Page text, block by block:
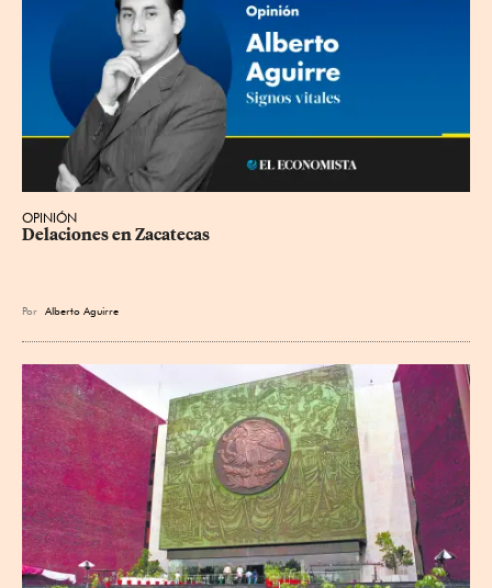
OPINIÓN
Delaciones en Zacatecas
Por Alberto Aguirre